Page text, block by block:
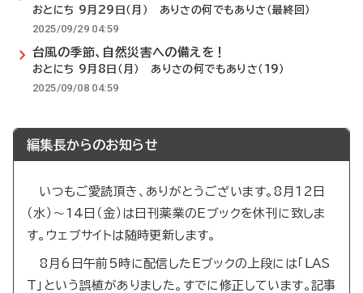
おとにち 9月29日（月） ありさの何でもありさ（最終回）
2025/09/29 04:59
台風の季節、自然災害への備えを！
おとにち 9月8日（月） ありさの何でもありさ（19）
2025/09/08 04:59
編集長からのお知らせ
いつもご愛読頂き、ありがとうございます。8月12日
（水）～14日（金）は日刊薬業のEブックを休刊に致しま
す。ウェブサイトは随時更新します。
8月6日午前5時に配信したEブックの上段には「LAS
T」という誤植がありました。すでに修正しています。記事